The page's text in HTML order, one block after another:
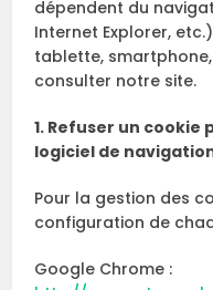
dépendent du
Internet Explorer,
tablette,
consulter notre site.
1. Refuser un
logiciel de
Pour la gestion des
configuration de
Google Chrome :